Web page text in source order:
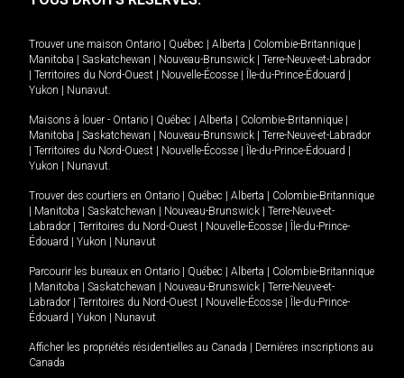
Trouver une maison Ontario | Québec | Alberta | Colombie-Britannique |
Manitoba | Saskatchewan | Nouveau-Brunswick | Terre-Neuve-et-Labrador
| Territoires du Nord-Ouest | Nouvelle-Écosse | Île-du-Prince-Édouard |
Yukon | Nunavut.
Maisons à louer - Ontario | Québec | Alberta | Colombie-Britannique |
Manitoba | Saskatchewan | Nouveau-Brunswick | Terre-Neuve-et-Labrador
| Territoires du Nord-Ouest | Nouvelle-Écosse | Île-du-Prince-Édouard |
Yukon | Nunavut.
Trouver des courtiers en Ontario | Québec | Alberta | Colombie-Britannique
| Manitoba | Saskatchewan | Nouveau-Brunswick | Terre-Neuve-et-
Labrador | Territoires du Nord-Ouest | Nouvelle-Écosse | Île-du-Prince-
Édouard | Yukon | Nunavut
Parcourir les bureaux en Ontario | Québec | Alberta | Colombie-Britannique
| Manitoba | Saskatchewan | Nouveau-Brunswick | Terre-Neuve-et-
Labrador | Territoires du Nord-Ouest | Nouvelle-Écosse | Île-du-Prince-
Édouard | Yukon | Nunavut
Afficher les propriétés résidentielles au Canada | Dernières inscriptions au
Canada